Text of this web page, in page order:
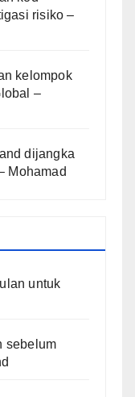
risiko –
kelompok
–
dijangka
Mohamad
untuk
sebelum